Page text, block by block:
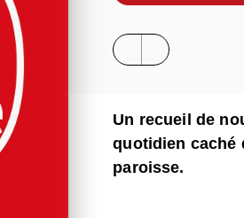
Un recueil de
quotidien caché
paroisse.